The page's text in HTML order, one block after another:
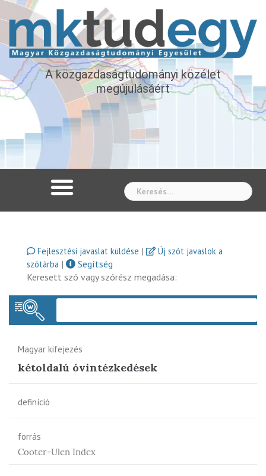
A közgazdaságtudományi közélet
megújulásáért
Fejlesztési javaslat küldése |
Új szót javaslok a
szótárba |
Segítség
Keresett szó vagy szórész megadása:
Magyar kifejezés
kétoldalú óvintézkedések
definíció
forrás
Cooter-Ulen Index